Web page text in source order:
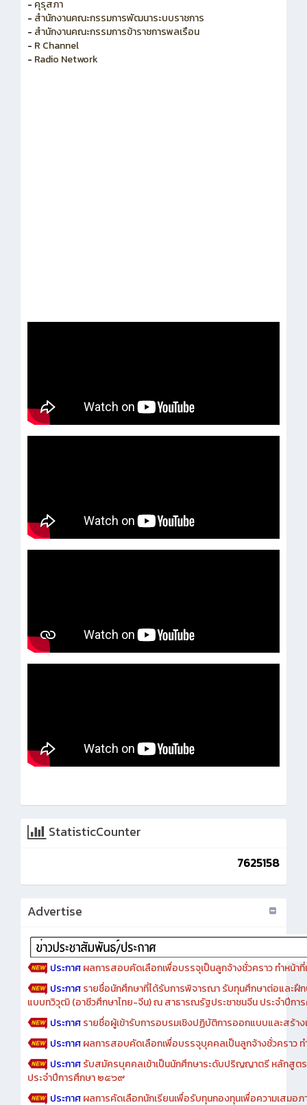
- สำนักงาน ก.ค.ศ.
- คุรุสภา
- สำนักงานคณะกรรมการพัฒนาระบบราชการ
- สำนักงานคณะกรรมการข้าราชการพลเรือน
- R Channel
7625158
ประกาศผลการสอบคัดเลือกเพื่อบรรจุเป็นลูกจ้างชั่วคราว ทำหน้าที่
ประกาศ รายชื่อนักศึกษาที่ได้รับการพิจารณา รับทุนศึกษาต่อและฝึ
แบบทวิวุฒิ (อาชีวศึกษาไทย-จีน) ณ สาธารณรัฐประชาชนจีน ประจำปีก
ประกาศรายชื่อผู้เข้ารับการอบรมเชิงปฏิบัติการออกแบบและสร้า
ประกาศผลการสอบคัดเลือกเพื่อบรรจุบุคคลเป็นลูกจ้างชั่วคราว ท
ประกาศรับสมัครบุคคลเข้าเป็นนักศึกษาระดับปริญญาตรี หลักสูต
ประจำปีการศึกษา ๒๕๖๙